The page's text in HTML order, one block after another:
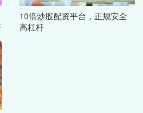
10倍炒股配资平台，正规安全
高杠杆